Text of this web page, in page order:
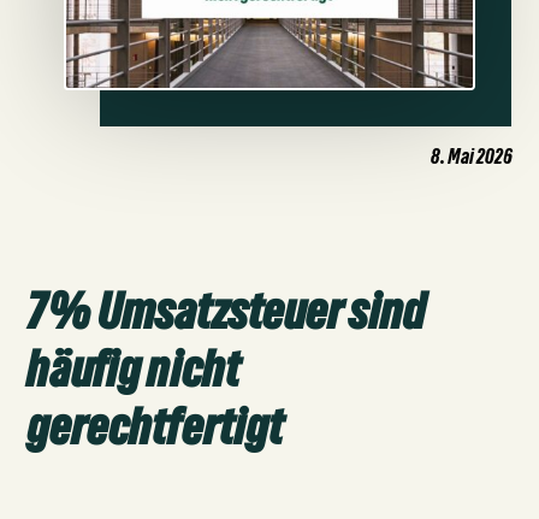
8. Mai 2026
7% Umsatzsteuer sind
häufig nicht
gerechtfertigt